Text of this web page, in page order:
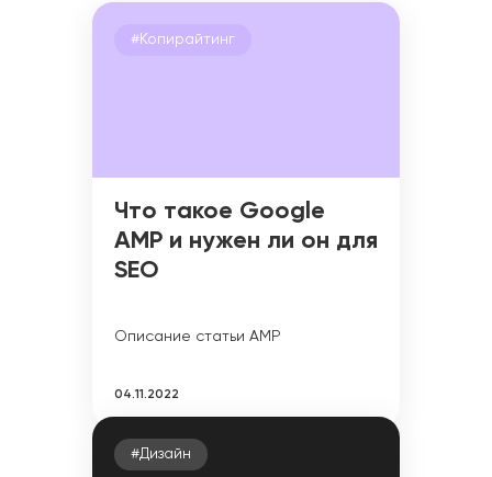
#Копирайтинг
Что такое Google
AMP и нужен ли он для
SEO
Описание статьи AMP
04.11.2022
#Дизайн